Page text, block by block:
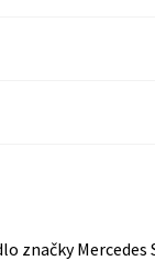
značky Mercedes